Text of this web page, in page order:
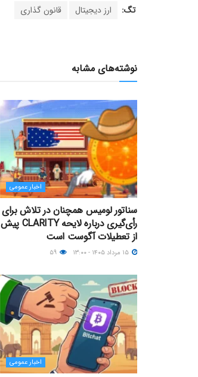
تگ: ارز دیجیتال قانون گذاری
نوشته‌های مشابه
اخبار عمومی
سناتور لومیس همچنان در تلاش برای
رأی‌گیری درباره لایحه CLARITY پیش
از تعطیلات آگوست است
اخبار عمومی